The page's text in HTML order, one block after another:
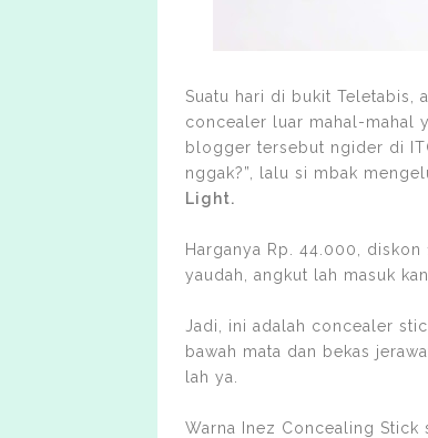
Suatu hari di bukit Teletabis,
concealer luar mahal-mahal
blogger tersebut ngider di
nggak?”, lalu si mbak
Light.
Harganya Rp. 44.000,
yaudah, angkut lah masuk
Jadi, ini adalah concealer
bawah mata dan bekas
lah ya.
Warna Inez Concealing Stick